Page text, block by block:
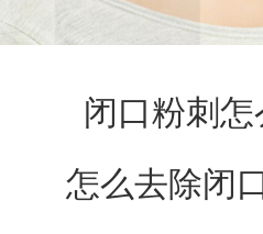
闭口粉刺
怎么去除闭